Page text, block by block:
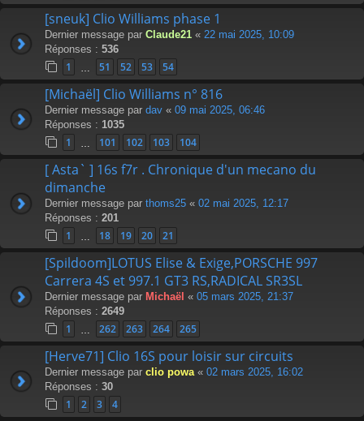
[sneuk] Clio Williams phase 1
Dernier message par Claude21 « 22 mai 2025, 10:09
Réponses : 536
1 51 52 53 54
[Michaël] Clio Williams n° 816
Dernier message par dav « 09 mai 2025, 06:46
Réponses : 1035
1 101 102 103 104
[ Asta` ] 16s f7r . Chronique d'un mecano du
dimanche
Dernier message par thoms25 « 02 mai 2025, 12:17
Réponses : 201
1 18 19 20 21
[Spildoom]LOTUS Elise & Exige,PORSCHE 997
Carrera 4S et 997.1 GT3 RS,RADICAL SR3SL
Dernier message par Michaël « 05 mars 2025, 21:37
Réponses : 2649
1 262 263 264 265
[Herve71] Clio 16S pour loisir sur circuits
Dernier message par clio powa « 02 mars 2025, 16:02
Réponses : 30
1 2 3 4